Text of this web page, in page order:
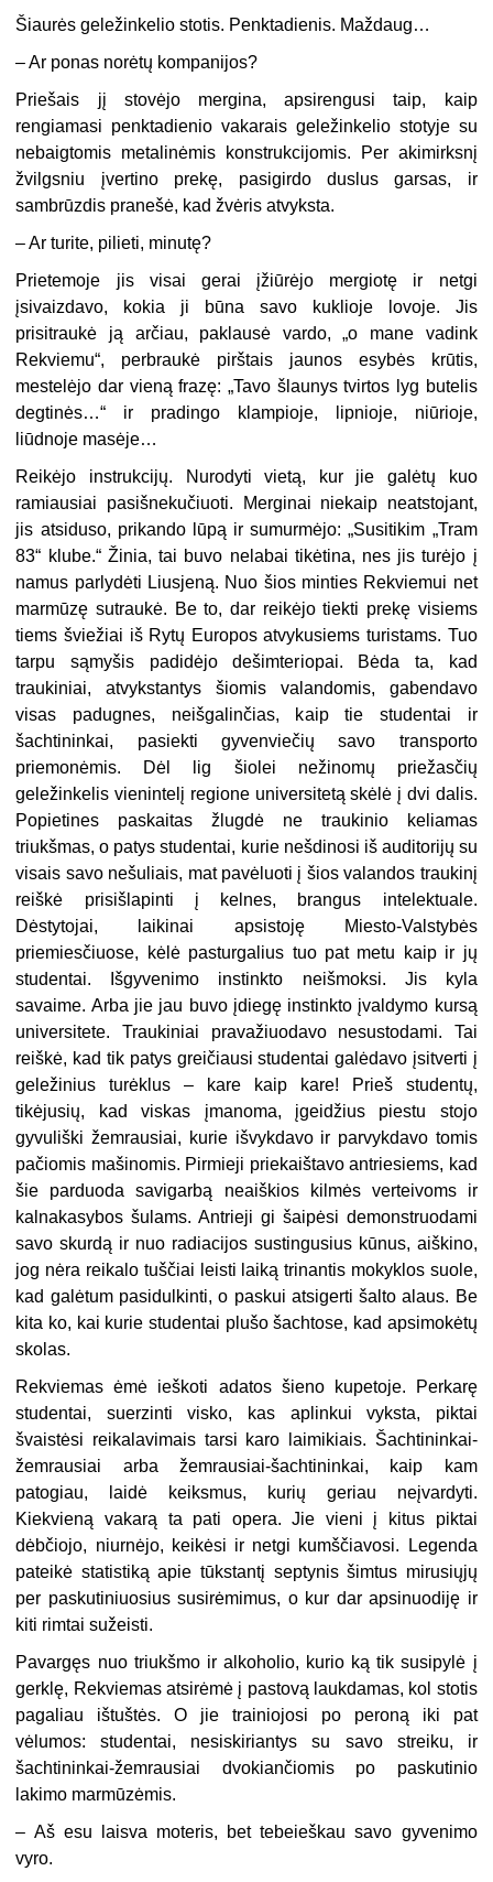
Šiaurės geležinkelio stotis. Penktadienis. Maždaug…
– Ar ponas norėtų kompanijos?
Priešais jį stovėjo mergina, apsirengusi taip, kaip
rengiamasi penktadienio vakarais geležinkelio stotyje su
nebaigtomis metalinėmis konstrukcijomis. Per akimirksnį
žvilgsniu įvertino prekę, pasigirdo duslus garsas, ir
sambrūzdis pranešė, kad žvėris atvyksta.
– Ar turite, pilieti, minutę?
Prietemoje jis visai gerai įžiūrėjo mergiotę ir netgi
įsivaizdavo, kokia ji būna savo kuklioje lovoje. Jis
prisitraukė ją arčiau, paklausė vardo, „o mane vadink
Rekviemu“, perbraukė pirštais jaunos esybės krūtis,
mestelėjo dar vieną frazę: „Tavo šlaunys tvirtos lyg butelis
degtinės…“ ir pradingo klampioje, lipnioje, niūrioje,
liūdnoje masėje…
Reikėjo instrukcijų. Nurodyti vietą, kur jie galėtų kuo
ramiausiai pasišnekučiuoti. Merginai niekaip neatstojant,
jis atsiduso, prikando lūpą ir sumurmėjo: „Susitikim „Tram
83“ klube.“ Žinia, tai buvo nelabai tikėtina, nes jis turėjo į
namus parlydėti Liusjeną. Nuo šios minties Rekviemui net
marmūzę sutraukė. Be to, dar reikėjo tiekti prekę visiems
tiems šviežiai iš Rytų Europos atvykusiems turistams. Tuo
tarpu sąmyšis padidėjo dešimteriopai. Bėda ta, kad
traukiniai, atvykstantys šiomis valandomis, gabendavo
visas padugnes, neišgalinčias, kaip tie studentai ir
šachtininkai, pasiekti gyvenviečių savo transporto
priemonėmis. Dėl lig šiolei nežinomų priežasčių
geležinkelis vienintelį regione universitetą skėlė į dvi dalis.
Popietines paskaitas žlugdė ne traukinio keliamas
triukšmas, o patys studentai, kurie nešdinosi iš auditorijų su
visais savo nešuliais, mat pavėluoti į šios valandos traukinį
reiškė prisišlapinti į kelnes, brangus intelektuale.
Dėstytojai, laikinai apsistoję Miesto-Valstybės
priemiesčiuose, kėlė pasturgalius tuo pat metu kaip ir jų
studentai. Išgyvenimo instinkto neišmoksi. Jis kyla
savaime. Arba jie jau buvo įdiegę instinkto įvaldymo kursą
universitete. Traukiniai pravažiuodavo nesustodami. Tai
reiškė, kad tik patys greičiausi studentai galėdavo įsitverti į
geležinius turėklus – kare kaip kare! Prieš studentų,
tikėjusių, kad viskas įmanoma, įgeidžius piestu stojo
gyvuliški žemrausiai, kurie išvykdavo ir parvykdavo tomis
pačiomis mašinomis. Pirmieji priekaištavo antriesiems, kad
šie parduoda savigarbą neaiškios kilmės verteivoms ir
kalnakasybos šulams. Antrieji gi šaipėsi demonstruodami
savo skurdą ir nuo radiacijos sustingusius kūnus, aiškino,
jog nėra reikalo tuščiai leisti laiką trinantis mokyklos suole,
kad galėtum pasidulkinti, o paskui atsigerti šalto alaus. Be
kita ko, kai kurie studentai plušo šachtose, kad apsimokėtų
skolas.
Rekviemas ėmė ieškoti adatos šieno kupetoje. Perkarę
studentai, suerzinti visko, kas aplinkui vyksta, piktai
švaistėsi reikalavimais tarsi karo laimikiais. Šachtininkai-
žemrausiai arba žemrausiai-šachtininkai, kaip kam
patogiau, laidė keiksmus, kurių geriau neįvardyti.
Kiekvieną vakarą ta pati opera. Jie vieni į kitus piktai
dėbčiojo, niurnėjo, keikėsi ir netgi kumščiavosi. Legenda
pateikė statistiką apie tūkstantį septynis šimtus mirusiųjų
per paskutiniuosius susirėmimus, o kur dar apsinuodiję ir
kiti rimtai sužeisti.
Pavargęs nuo triukšmo ir alkoholio, kurio ką tik susipylė į
gerklę, Rekviemas atsirėmė į pastovą laukdamas, kol stotis
pagaliau ištuštės. O jie trainiojosi po peroną iki pat
vėlumos: studentai, nesiskiriantys su savo streiku, ir
šachtininkai-žemrausiai dvokiančiomis po paskutinio
lakimo marmūzėmis.
– Aš esu laisva moteris, bet tebeieškau savo gyvenimo
vyro.